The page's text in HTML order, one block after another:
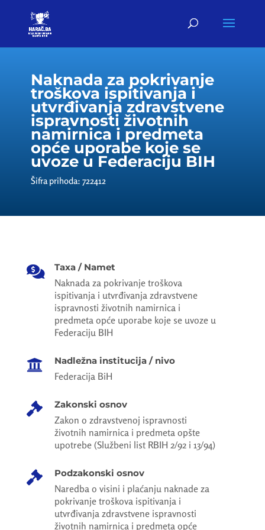
Naknada za pokrivanje
troškova ispitivanja i
utvrđivanja zdravstvene
ispravnosti životnih
namirnica i predmeta
opće uporabe koje se
uvoze u Federaciju BIH
Šifra prihoda: 722412
 Taxa / Namet
Naknada za pokrivanje troškova
ispitivanja i utvrđivanja zdravstvene
ispravnosti životnih namirnica i
predmeta opće uporabe koje se uvoze u
Federaciju BIH
 Nadležna institucija / nivo
Federacija BiH
 Zakonski osnov
Zakon o zdravstvenoj ispravnosti
životnih namirnica i predmeta opšte
upotrebe (Službeni list RBIH 2/92 i 13/94)
 Podzakonski osnov
Naredba o visini i plaćanju naknade za
pokrivanje troškova ispitivanja i
utvrđivanja zdravstvene ispravnosti
životnih namirnica i predmeta opće